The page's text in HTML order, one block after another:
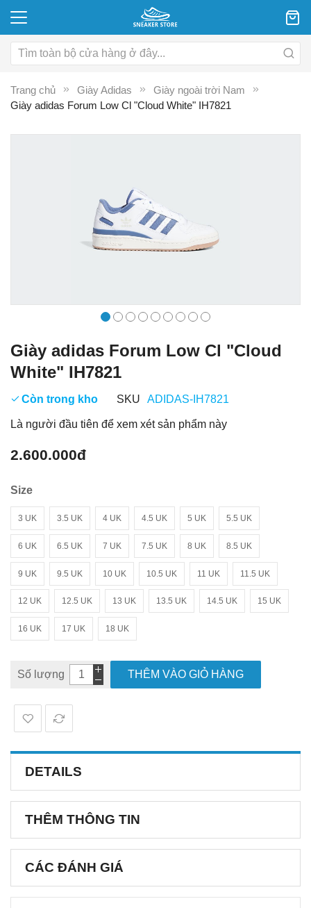
Trang chủ Giày Adidas
Giày ngoài trời Nam
Giày adidas Forum Low Cl "Cloud White" IH7821
Giày adidas Forum Low Cl "Cloud
White" IH7821
Còn trong kho SKU ADIDAS-IH7821
Là người đầu tiên để xem xét sản phẩm này
2.600.000đ
Size
3 UK 3.5 UK 4 UK 4.5 UK 5 UK 5.5 UK
6 UK 6.5 UK 7 UK 7.5 UK 8 UK 8.5 UK
9 UK 9.5 UK 10 UK 10.5 UK 11 UK 11.5 UK
12 UK 12.5 UK 13 UK 13.5 UK 14.5 UK 15 UK
16 UK 17 UK 18 UK
Số lượng THÊM VÀO GIỎ HÀNG
DETAILS
THÊM THÔNG TIN
CÁC ĐÁNH GIÁ